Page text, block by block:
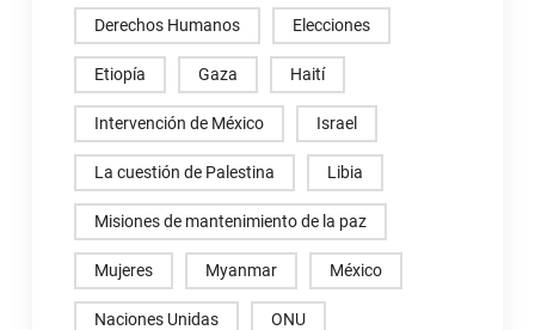
Derechos Humanos Elecciones
Etiopía Gaza Haití
Intervención de México Israel
La cuestión de Palestina Libia
Misiones de mantenimiento de la paz
Mujeres Myanmar México
Naciones Unidas ONU